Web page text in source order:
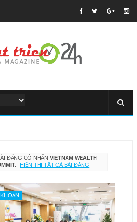
ĐĂNG CÓ NHÃNVIETNAM WEALTH
. HIỂN THỊ TẤT CẢ BÀI ĐĂNG